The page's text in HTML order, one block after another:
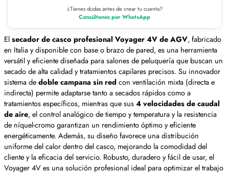
¿Tienes dudas antes de crear tu cuenta?
Consúltanos por WhatsApp
Elsecador de casco profesional Voyager 4V de AGV, fabricado
en Italia y disponible con base o brazo de pared, es una herramienta
versátil y eficiente diseñada para salones de peluquería que buscan un
secado de alta calidad y tratamientos capilares precisos. Su innovador
sistema dedoble campana sin redcon ventilación mixta (directa e
indirecta) permite adaptarse tanto a secados rápidos como a
tratamientos específicos, mientras que sus4 velocidades de caudal
de aire, el control analógico de tiempo y temperatura y la resistencia
de níquel-cromo garantizan un rendimiento óptimo y eficiente
energéticamente. Además, su diseño favorece una distribución
uniforme del calor dentro del casco, mejorando la comodidad del
cliente y la eficacia del servicio. Robusto, duradero y fácil de usar, el
Voyager 4V es una solución profesional ideal para optimizar el trabajo